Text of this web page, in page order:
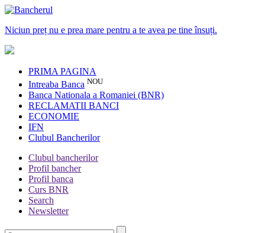
Niciun preț nu e prea mare pentru a te avea pe tine însuți.
PRIMA PAGINA
Intreaba Banca NOU
Banca Nationala a Romaniei (BNR)
RECLAMATII BANCI
ECONOMIE
IFN
Clubul Bancherilor
Clubul bancherilor
Profil bancher
Profil banca
Curs BNR
Search
Newsletter